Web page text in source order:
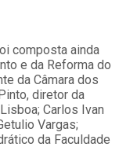
composta ainda
e da Reforma do
da Câmara dos
diretor da
Carlos Ivan
Vargas;
da Faculdade